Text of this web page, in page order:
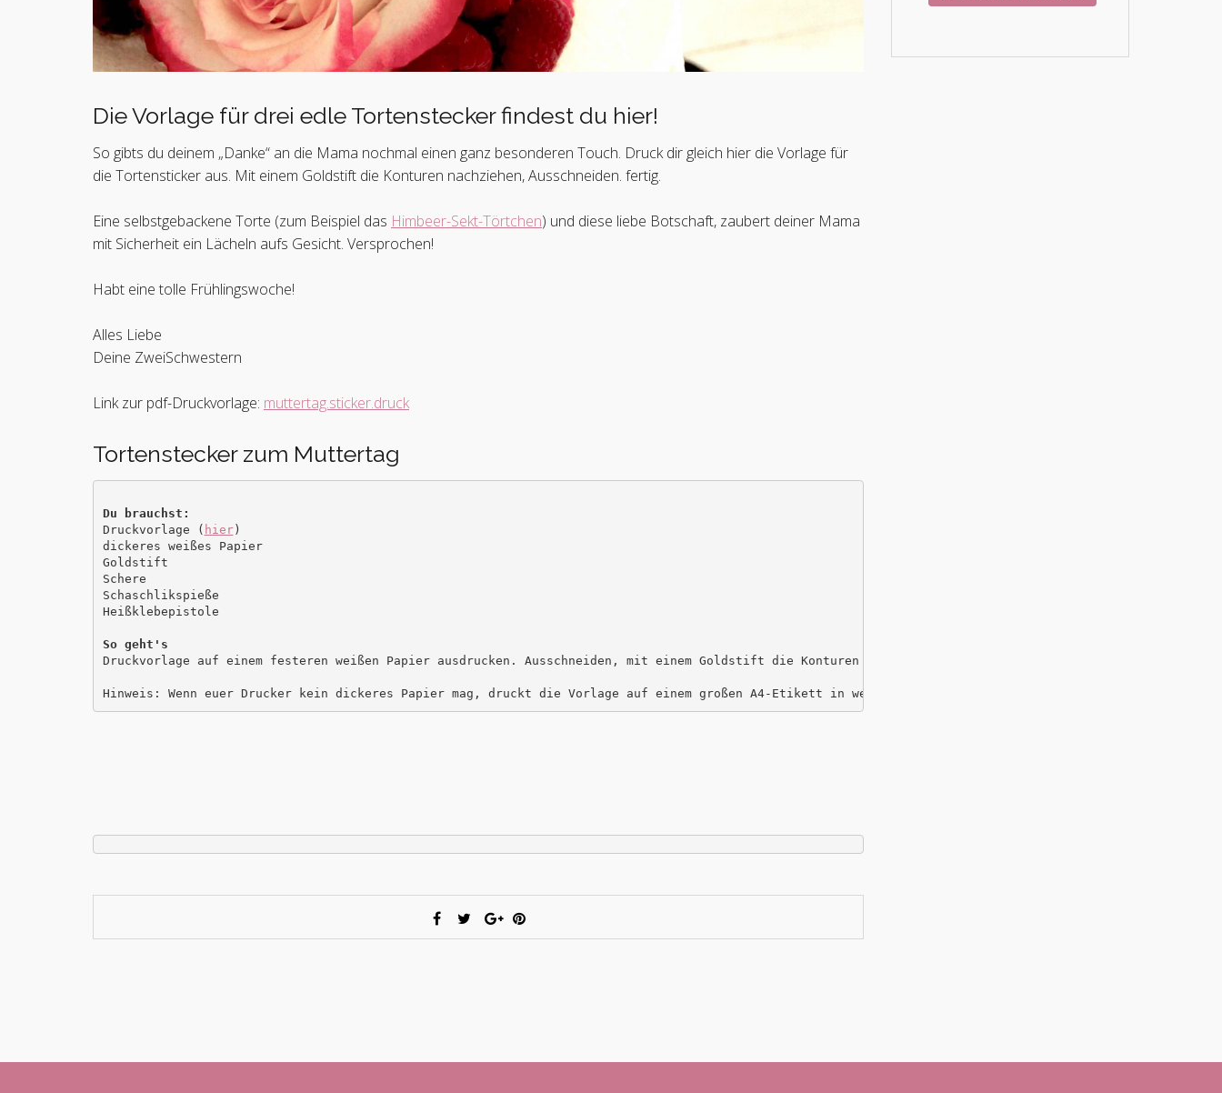
Die Vorlage für drei edle Tortenstecker findest du hier!
So gibts du deinem „Danke“ an die Mama nochmal einen ganz besonderen Touch. Druck dir gleich hier die Vorlage für
die Tortensticker aus. Mit einem Goldstift die Konturen nachziehen, Ausschneiden. fertig.
Eine selbstgebackene Torte (zum Beispiel das Himbeer-Sekt-Törtchen) und diese liebe Botschaft, zaubert deiner Mama
mit Sicherheit ein Lächeln aufs Gesicht. Versprochen!
Habt eine tolle Frühlingswoche!
Alles Liebe
Deine ZweiSchwestern
Link zur pdf-Druckvorlage: muttertag.sticker.druck
Tortenstecker zum Muttertag
Druckvorlage ( hier)
dickeres weißes Papier
Goldstift
Schere
Schaschlikspieße
Heißklebepistole
Druckvorlage auf einem festeren weißen Papier ausdrucken. Ausschneiden, mit einem Goldstift die Konturen nachziehen, mit der Heißklebepistole den